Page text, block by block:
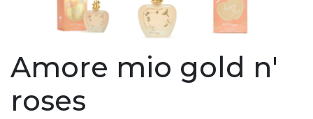
Amore mio gold n'
roses